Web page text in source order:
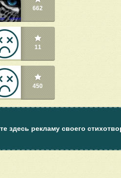
662
11
450
здесь рекламу своего